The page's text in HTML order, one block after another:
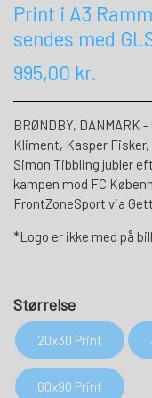
Print i A3
sendes med
995,00 kr.
BRØNDBY, DANMARK
Kliment, Kasper
Simon Tibbling jubler
kampen mod FC
FrontZoneSport via
*Logo er ikke med på
Størrelse
20x30 Print
60x90 Print